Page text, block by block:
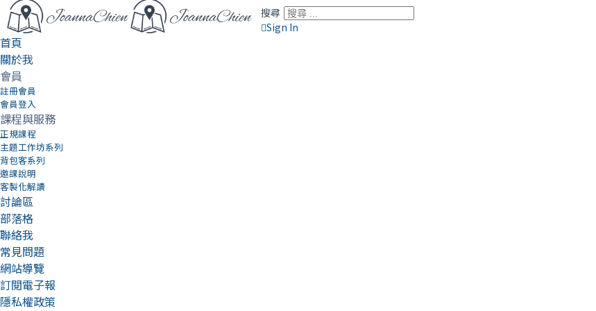
搜尋
Sign In
首頁
關於我
會員
註冊會員
會員登入
課程與服務
正規課程
主題工作坊系列
背包客系列
邀課說明
客製化解讀
討論區
部落格
聯絡我
常見問題
網站導覽
訂閱電子報
隱私權政策